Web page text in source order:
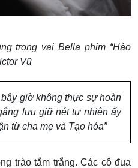
trong vai Bella phim “Hào
Vũ
giờ không thực sự hoàn
lưu giữ nét tự nhiên ấy
từ cha mẹ và Tạo hóa”
trào tắm trắng. Các cô đua